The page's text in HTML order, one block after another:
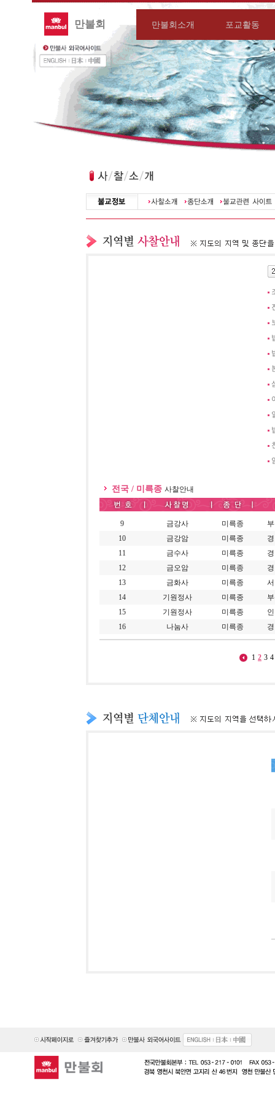
만불회 만불회소개 포교활동
전국 / 미륵종 사찰안내
9 금강사 미륵종
10
금강암 미륵종
11
금수사 미륵종
12
금오암 미륵종
13
금화사 미륵종
14
기원정사 미륵종
15
기원정사 미륵종
16
나눔사 미륵종
1 2 3 4